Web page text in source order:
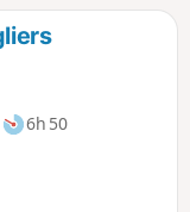
descente jusqu'à
est tout aussi
La vue du col
les Pics de la
6h 50